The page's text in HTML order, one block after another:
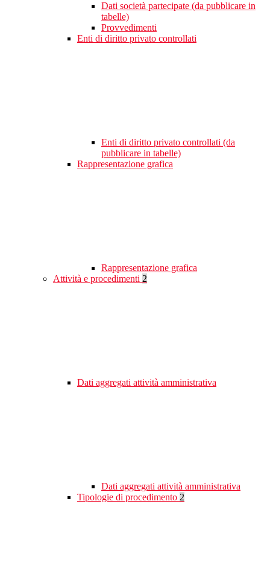
Dati società partecipate (da pubblicare in
tabelle)
Provvedimenti
Enti di diritto privato controllati
Enti di diritto privato controllati (da
pubblicare in tabelle)
Rappresentazione grafica
Rappresentazione grafica
Attività e procedimenti 2
Dati aggregati attività amministrativa
Dati aggregati attività amministrativa
Tipologie di procedimento 2